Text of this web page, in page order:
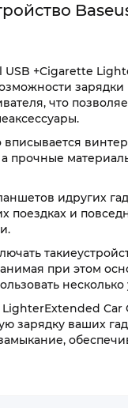
USB +Cigarette
что
прочные
идругих
и
при этом
несколько
зарядку ваших